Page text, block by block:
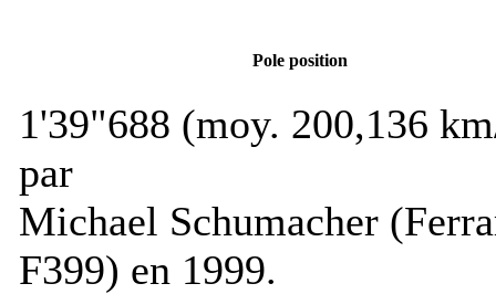
Pole position
1'39"688 (moy. 200,136
par
Michael Schumacher
F399) en 1999.